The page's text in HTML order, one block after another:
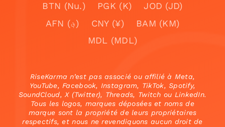
BTN (Nu.)
PGK (K)
JOD (JD)
AFN (؋)
CNY (¥)
BAM (KM)
MDL (MDL)
RiseKarma n’est pas associé ou affilié à Meta,
YouTube, Facebook, Instagram, TikTok, Spotify,
SoundCloud, X (Twitter), Threads, Twitch ou LinkedIn.
Tous les logos, marques déposées et noms de
marque sont la propriété de leurs propriétaires
respectifs, et nous ne revendiquons aucun droit de